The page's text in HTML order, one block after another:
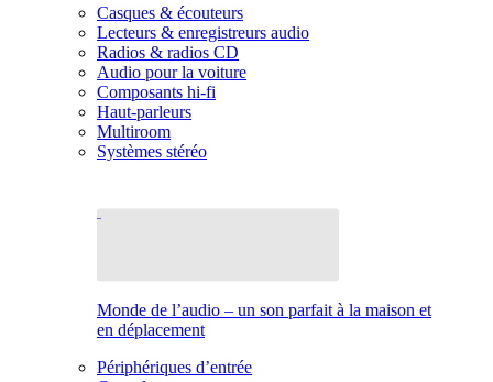
Casques & écouteurs
Lecteurs & enregistreurs audio
Radios & radios CD
Audio pour la voiture
Composants hi-fi
Haut-parleurs
Multiroom
Systèmes stéréo
Monde de l’audio – un son parfait à la maison et
en déplacement
Périphériques d’entrée